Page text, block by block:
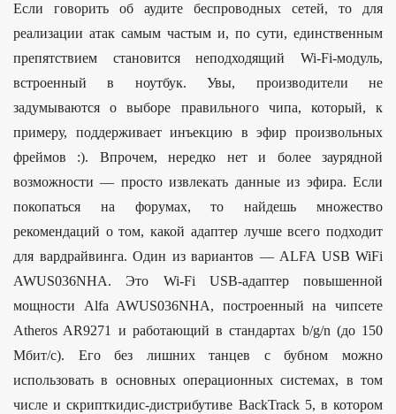
Если говорить об аудите беспроводных сетей, то для
реализации атак самым частым и, по сути, единственным
препятствием становится неподходящий Wi-Fi-модуль,
встроенный в ноутбук. Увы, производители не
задумываются о выборе правильного чипа, который, к
примеру, поддерживает инъекцию в эфир произвольных
фреймов :). Впрочем, нередко нет и более заурядной
возможности — просто извлекать данные из эфира. Если
покопаться на форумах, то найдешь множество
рекомендаций о том, какой адаптер лучше всего подходит
для вардрайвинга. Один из вариантов — ALFA USB WiFi
AWUS036NHA. Это Wi-Fi USB-адаптер повышенной
мощности Alfa AWUS036NHA, построенный на чипсете
Atheros AR9271 и работающий в стандартах b/g/n (до 150
Мбит/с). Его без лишних танцев с бубном можно
использовать в основных операционных системах, в том
числе и скрипткидис-дистрибутиве BackTrack 5, в котором